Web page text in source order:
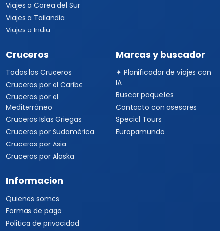
Viajes a Corea del Sur
Viajes a Tailandia
Viajes a India
Cruceros
Todos los Cruceros
Cruceros por el Caribe
Cruceros por el
Mediterráneo
Cruceros Islas Griegas
Cruceros por Sudamérica
Cruceros por Asia
Cruceros por Alaska
Marcas y buscador
✦ Planificador de viajes con
IA
Buscar paquetes
Contacto con asesores
Special Tours
Europamundo
Informacion
Quienes somos
Formas de pago
Politica de privacidad